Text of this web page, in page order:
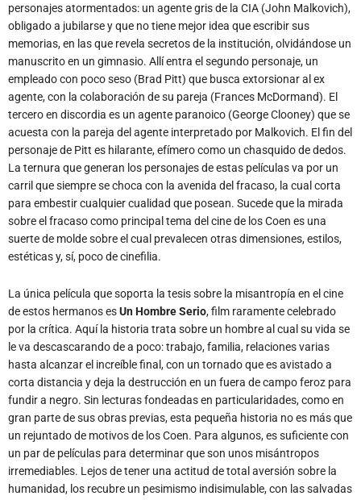
personajes atormentados: un agente gris de la CIA (John Malkovich),
obligado a jubilarse y que no tiene mejor idea que escribir sus
memorias, en las que revela secretos de la institución, olvidándose un
manuscrito en un gimnasio. Allí entra el segundo personaje, un
empleado con poco seso (Brad Pitt) que busca extorsionar al ex
agente, con la colaboración de su pareja (Frances McDormand). El
tercero en discordia es un agente paranoico (George Clooney) que se
acuesta con la pareja del agente interpretado por Malkovich. El fin del
personaje de Pitt es hilarante, efímero como un chasquido de dedos.
La ternura que generan los personajes de estas películas va por un
carril que siempre se choca con la avenida del fracaso, la cual corta
para embestir cualquier cualidad que posean. Sucede que la mirada
sobre el fracaso como principal tema del cine de los Coen es una
suerte de molde sobre el cual prevalecen otras dimensiones, estilos,
estéticas y, sí, poco de cinefilia.
La única película que soporta la tesis sobre la misantropía en el cine
de estos hermanos esUn Hombre Serio, film raramente celebrado
por la crítica. Aquí la historia trata sobre un hombre al cual su vida se
le va descascarando de a poco: trabajo, familia, relaciones varias
hasta alcanzar el increíble final, con un tornado que es avistado a
corta distancia y deja la destrucción en un fuera de campo feroz para
fundir a negro. Sin lecturas fondeadas en particularidades, como en
gran parte de sus obras previas, esta pequeña historia no es más que
un rejuntado de motivos de los Coen. Para algunos, es suficiente con
un par de películas para determinar que son unos misántropos
irremediables. Lejos de tener una actitud de total aversión sobre la
humanidad, los recubre un pesimismo indisimulable, con las salvadas